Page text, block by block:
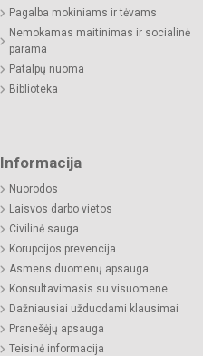
Pagalba mokiniams ir tėvams
Nemokamas maitinimas ir socialinė
parama
Patalpų nuoma
Biblioteka
Informacija
Nuorodos
Laisvos darbo vietos
Civilinė sauga
Korupcijos prevencija
Asmens duomenų apsauga
Konsultavimasis su visuomene
Dažniausiai užduodami klausimai
Pranešėjų apsauga
Teisinė informacija